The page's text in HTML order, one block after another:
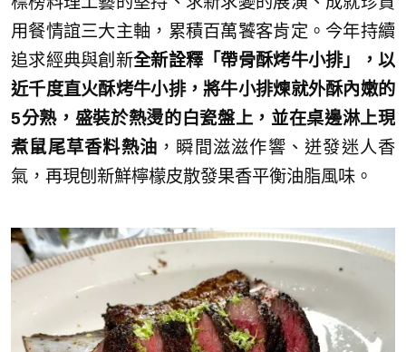
用餐情誼三大主軸，累積百萬饕客肯定。今年持續
追求經典與創新全新詮釋「帶骨酥烤牛小排」，以
近千度直火酥烤牛小排，將牛小排煉就外酥內嫩的
5分熟，盛裝於熱燙的白瓷盤上，並在桌邊淋上現
煮鼠尾草香料熱油 ，瞬間滋滋作響、迸發迷人香
氣，再現刨新鮮檸檬皮散發果香平衡油脂風味。